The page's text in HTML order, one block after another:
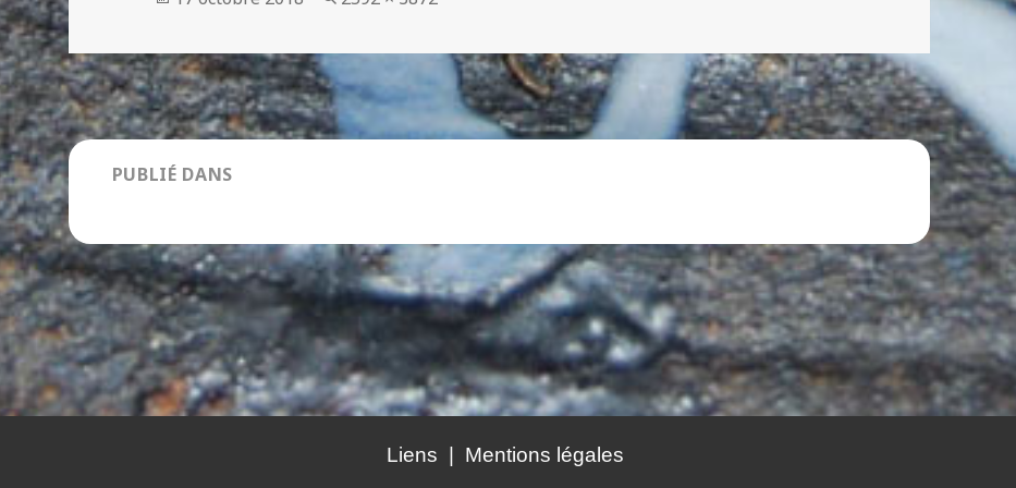
Navigation
de
l’article
PUBLIÉ DANS
Liens Mentions légales